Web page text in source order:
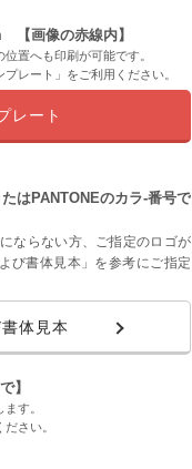
【画像の赤線内】
置へも印刷が可能です。
レート」をご利用ください。
レート
はPANTONEのカラ-番号で
ならない方、ご指定のロゴが
び書体見本」を参考にご指定
体見本
】
す。
さい。